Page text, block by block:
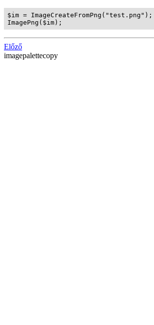
$im = ImageCreateFromPng("test.png");
ImagePng($im);
Előző
imagepalettecopy